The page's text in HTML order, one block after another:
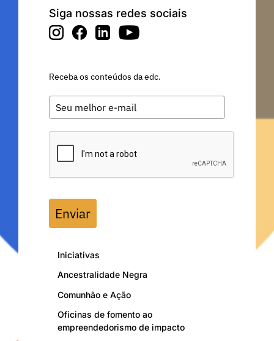
Siga nossas redes sociais
Receba os conteúdos da edc.
Enviar
Iniciativas
Ancestralidade Negra
Comunhão e Ação
Oficinas de fomento ao
empreendedorismo de impacto